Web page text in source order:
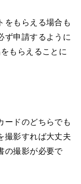
をもらえる場合も
ず申請するように
もらえることに
ードのどちらでも
撮影すれば大丈夫
の撮影が必要で